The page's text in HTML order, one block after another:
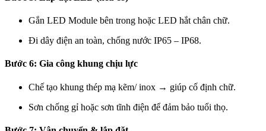
Gắn LED Module bên trong hoặc LED hắt chân chữ.
Đi dây điện an toàn, chống nước IP65 – IP68.
Bước 6: Gia công khung chịu lực
Chế tạo khung thép mạ kẽm/ inox → giúp cố định chữ.
Sơn chống gỉ hoặc sơn tĩnh điện để đảm bảo tuổi thọ.